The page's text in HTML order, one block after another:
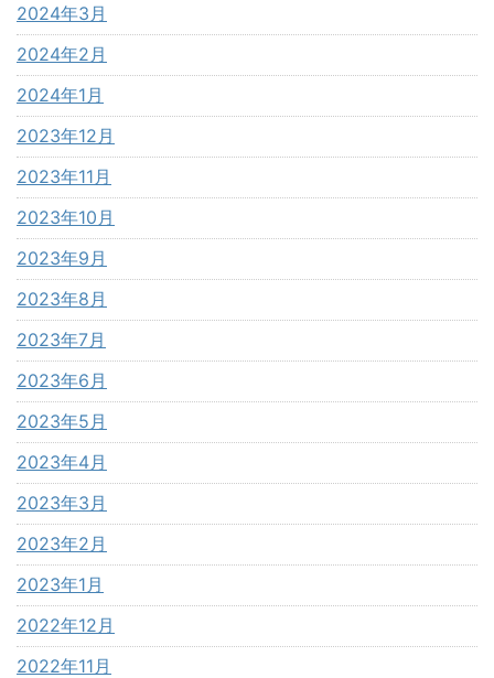
2024年3月
2024年2月
2024年1月
2023年12月
2023年11月
2023年10月
2023年9月
2023年8月
2023年7月
2023年6月
2023年5月
2023年4月
2023年3月
2023年2月
2023年1月
2022年12月
2022年11月